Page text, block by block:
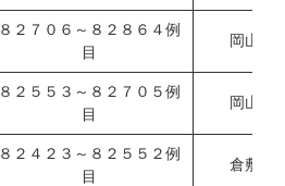
８２７０６～８２８６４例
目
岡山県
８２５５３～８２７０５例
目
岡山市
８２４２３～８２５５２例
目
倉敷市